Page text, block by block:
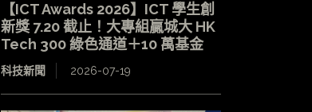
【ICT Awards 2026】ICT 學生創
新獎 7.20 截止！大專組贏城大 HK
Tech 300 綠色通道＋10 萬基金
科技新聞 2026-07-19